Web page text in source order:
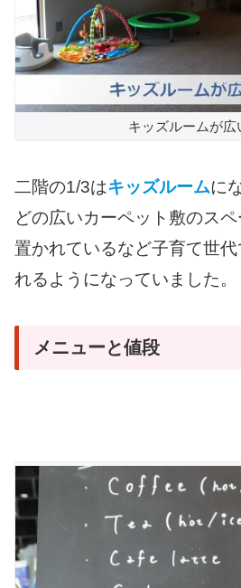
キッズルームが広
二階の1/3はキッズルームに
どの広いカーペット敷のス
置かれているなど子育て世
れるようになっていました。
メニューと値段